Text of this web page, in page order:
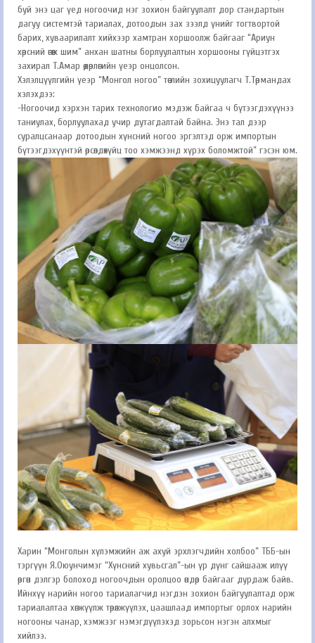
буй энэ цаг үед ногоочид нэг зохион байгуулалт дор стандартын
дагуу системтэй тариалах, дотоодын зах зээлд үнийг тогтвортой
барих, хуваарилалт хийхээр хамтран хоршоолж байгааг “Ариун
хөрсний өгөөж шим” анхан шатны борлуулалтын хоршооны гүйцэтгэх
захирал Т.Амар өдөрлөгийн үеэр онцолсон.
Хэлэлцүүлгийн үеэр “Монгол ногоо” төслийн зохицуулагч Т.Төрмандах
хэлэхдээ:
-Ногоочид хэрхэн тарих технологио мэдэж байгаа ч бүтээгдэхүүнээ
таниулах, борлуулахад учир дутагдалтай байна. Энэ тал дээр
суралцсанаар дотоодын хүнсний ногоо эргэлтэд орж импортын
бүтээгдэхүүнтэй өрсөлдөхүйц тоо хэмжээнд хүрэх боломжтой” гэсэн юм.
Харин “Монголын хүлэмжийн аж ахуй эрхлэгчдийн холбоо” ТББ-ын
тэргүүн Я.Оюунчимэг “Хүнсний хувьсгал”-ын үр дүнг сайшааж илүү
өргөн дэлгэр болоход ногоочдын оролцоо өндөр байгааг дурдаж байв.
Ийнхүү нарийн ногоо тариалагчид нэгдэн зохион байгуулалтад орж
тариалалтаа хөгжүүлж төрөлжүүлэх, цаашлаад импортыг орлох нарийн
ногооны чанар, хэмжээг нэмэгдүүлэхэд зорьсон нэгэн алхмыг
хийлээ.